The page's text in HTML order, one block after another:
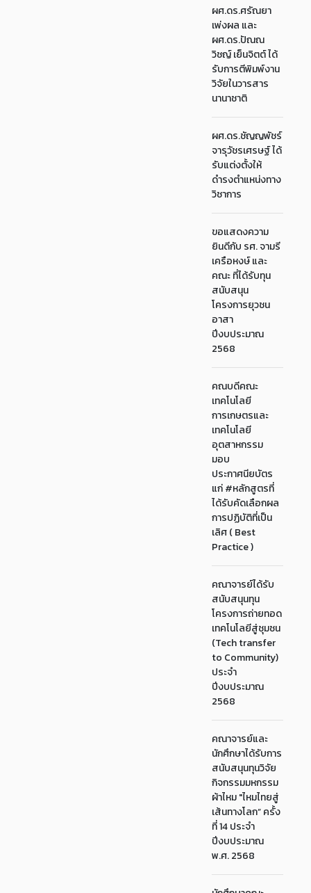
ผศ.ดร.ศรัณยา
เพ่งผล และ
ผศ.ดร.ปัณณ
วิชญ์ เย็นจิตต์ ได้
รับการตีพิมพ์งาน
วิจัยในวารสาร
นานาชาติ
ผศ.ดร.ชัญญพัชร์
จารุวัชรเศรษฐ์ ได้
รับแต่งตั้งให้
ดำรงตำแหน่งทาง
วิชาการ
ขอแสดงความ
ยินดีกับ รศ. จามรี
เครือหงษ์ และ
คณะ ที่ได้รับทุน
สนับสนุน
โครงการยุวชน
อาสา
ปีงบประมาณ
2568
คณบดีคณะ
เทคโนโลยี
การเกษตรและ
เทคโนโลยี
อุตสาหกรรม
มอบ
ประกาศนียบัตร
แก่ #หลักสูตรที่
ได้รับคัดเลือกผล
การปฏิบัติที่เป็น
เลิศ ( Best
Practice )
คณาจารย์ได้รับ
สนับสนุนทุน
โครงการถ่ายทอด
เทคโนโลยีสู่ชุมชน
(Tech transfer
to Community)
ประจำ
ปีงบประมาณ
2568
คณาจารย์และ
นักศึกษาได้รับการ
สนับสนุนทุนวิจัย
กิจกรรมมหกรรม
ผ้าไหม "ไหมไทยสู่
เส้นทางโลก” ครั้ง
ที่ 14 ประจำ
ปีงบประมาณ
พ.ศ. 2568